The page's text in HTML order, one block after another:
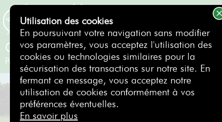
RÉSERVER
Golf de Saint-Quentin-en-Yvelines
Paris OUEST- Saint Germain- France
Utilisation des cookies
En poursuivant votre navigation sans modifier
vos paramètres, vous acceptez l'utilisation des
cookies ou technologies similaires pour la
sécurisation des transactions sur notre site. En
fermant ce message, vous acceptez notre
utilisation de cookies conformément à vos
préférences éventuelles.
En savoir plus